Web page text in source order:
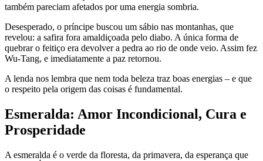
também pareciam afetados por uma energia sombria.
Desesperado, o príncipe buscou um sábio nas montanhas, que
revelou: a safira fora amaldiçoada pelo diabo. A única forma de
quebrar o feitiço era devolver a pedra ao rio de onde veio. Assim fez
Wu-Tang, e imediatamente a paz retornou.
A lenda nos lembra que nem toda beleza traz boas energias – e que
o respeito pela origem das coisas é fundamental.
Esmeralda: Amor Incondicional, Cura e
Prosperidade
A esmeralda é o verde da floresta, da primavera, da esperança que